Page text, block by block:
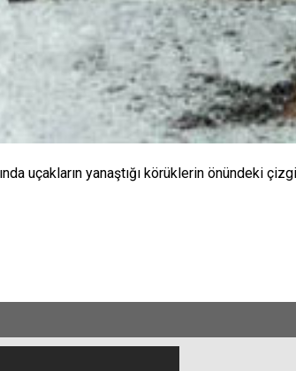
uçakların yanaştığı körüklerin önündeki